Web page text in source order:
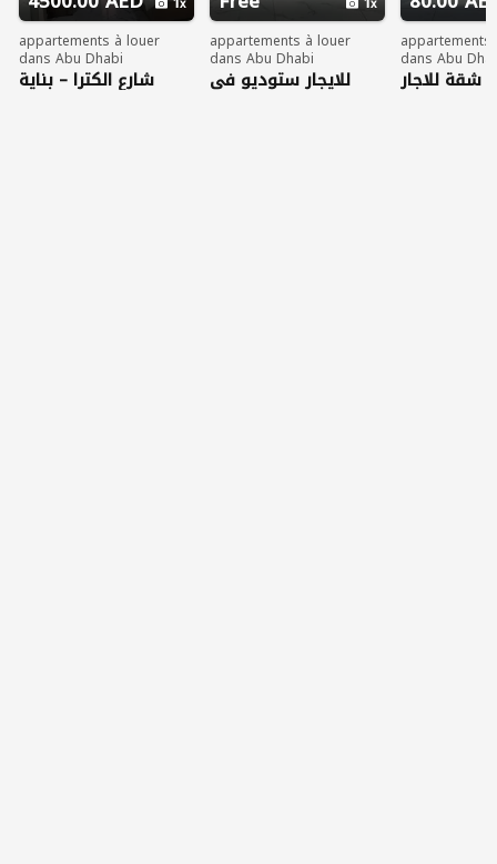
appartements à louer
dans Abu Dhabi
شارع الكترا – بناية
حامد سنتر
appartements à louer
dans Abu Dhabi
للايجار ستوديو في
ابوظبي ش المرور
dans Abu
شقة للاجار